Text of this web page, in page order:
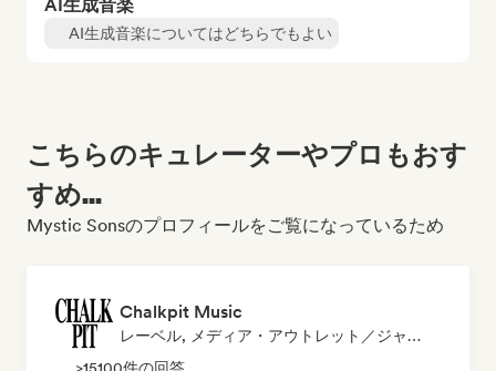
AI生成音楽
AI生成音楽についてはどちらでもよい
こちらのキュレーターやプロもおす
すめ...
Mystic Sonsのプロフィールをご覧になっているため
Chalkpit Music
レーベル, メディア・アウトレット／ジャーナリスト, プレイリスト・キュレーター